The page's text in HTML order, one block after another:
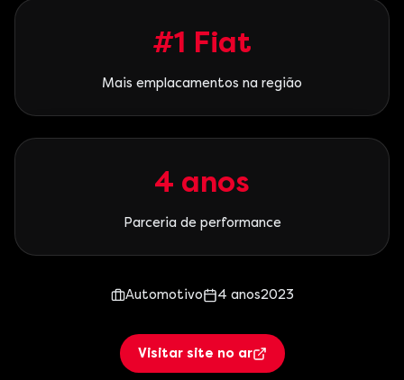
#1 Fiat
Mais emplacamentos na região
4 anos
Parceria de performance
Automotivo 4 anos2023
Visitar site no ar